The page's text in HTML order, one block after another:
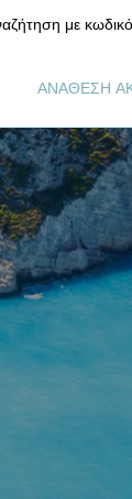
με κωδικό
ΑΝΑΘΕΣΗ